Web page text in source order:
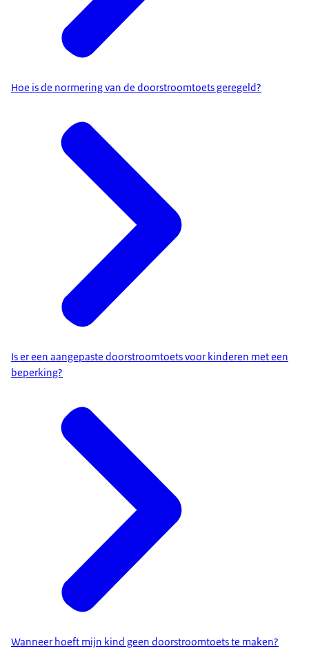
Hoe is de normering van de doorstroomtoets geregeld?
Is er een aangepaste doorstroomtoets voor kinderen met een
beperking?
Wanneer hoeft mijn kind geen doorstroomtoets te maken?